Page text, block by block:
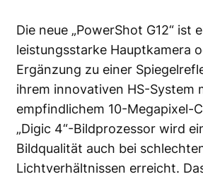
Die neue „PowerShot G12“ ist
leistungsstarke Hauptkamera
Ergänzung zu einer
ihrem innovativen HS-System
empfindlichem 10-Megapixel-
„Digic 4“-Bildprozessor wird
Bildqualität auch bei
Lichtverhältnissen erreicht.